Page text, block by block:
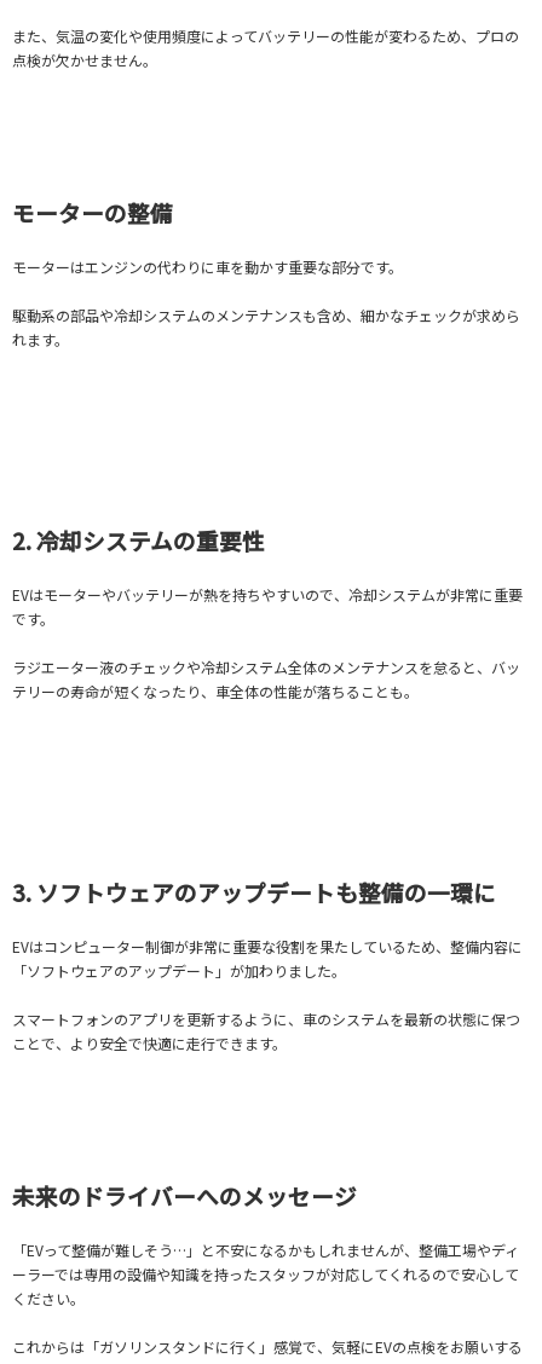
また、気温の変化や使用頻度によってバッテリーの性能が変わるため、プロの
点検が欠かせません。
モーターの整備
モーターはエンジンの代わりに車を動かす重要な部分です。
駆動系の部品や冷却システムのメンテナンスも含め、細かなチェックが求めら
れます。
2. 冷却システムの重要性
EVはモーターやバッテリーが熱を持ちやすいので、冷却システムが非常に重要
です。
ラジエーター液のチェックや冷却システム全体のメンテナンスを怠ると、バッ
テリーの寿命が短くなったり、車全体の性能が落ちることも。
3. ソフトウェアのアップデートも整備の一環に
EVはコンピューター制御が非常に重要な役割を果たしているため、整備内容に
「ソフトウェアのアップデート」が加わりました。
スマートフォンのアプリを更新するように、車のシステムを最新の状態に保つ
ことで、より安全で快適に走行できます。
未来のドライバーへのメッセージ
「EVって整備が難しそう…」と不安になるかもしれませんが、整備工場やディ
ーラーでは専用の設備や知識を持ったスタッフが対応してくれるので安心して
ください。
これからは「ガソリンスタンドに行く」感覚で、気軽にEVの点検をお願いする